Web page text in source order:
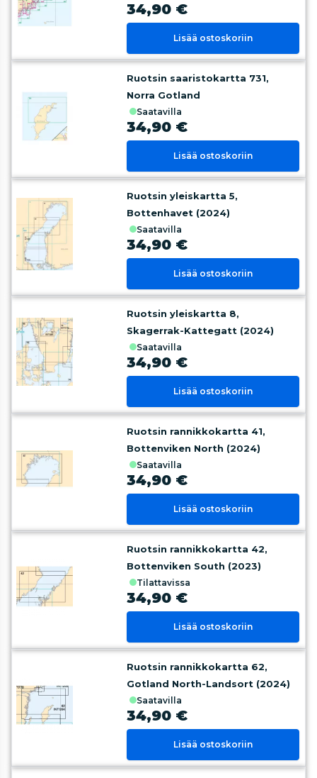
34,90 €
Lisää ostoskoriin
Ruotsin saaristokartta 731,
Norra Gotland
saatavilla
34,90 €
Lisää ostoskoriin
Ruotsin yleiskartta 5,
Bottenhavet (2024)
saatavilla
34,90 €
Lisää ostoskoriin
Ruotsin yleiskartta 8,
Skagerrak-Kattegatt (2024)
saatavilla
34,90 €
Lisää ostoskoriin
Ruotsin rannikkokartta 41,
Bottenviken North (2024)
saatavilla
34,90 €
Lisää ostoskoriin
Ruotsin rannikkokartta 42,
Bottenviken South (2023)
tilattavissa
34,90 €
Lisää ostoskoriin
Ruotsin rannikkokartta 62,
Gotland North-Landsort (2024)
saatavilla
34,90 €
Lisää ostoskoriin